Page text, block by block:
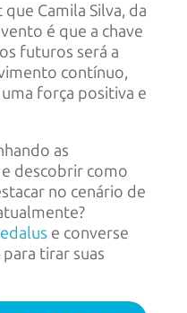
Camila Silva, da
é que a chave
futuros será a
contínuo,
força positiva e
as
descobrir como
no cenário de
e converse
tirar suas